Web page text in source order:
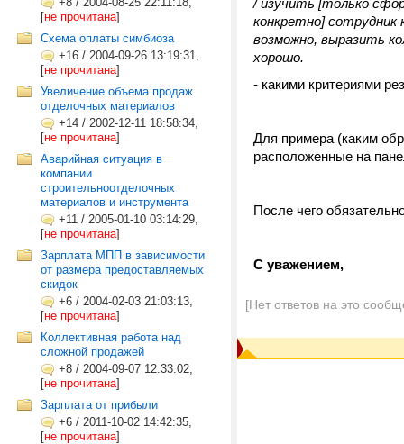
[не прочитана]
Схема оплаты симбиоза
+16 / 2004-09-26 13:19:31,
[не прочитана]
Увеличение объема продаж
отделочных материалов
+14 / 2002-12-11 18:58:34,
[не прочитана]
Аварийная ситуация в
компании
строительноотделочных
материалов и инструмента
+11 / 2005-01-10 03:14:29,
[не прочитана]
Зарплата МПП в зависимости
от размера предоставляемых
скидок
+6 / 2004-02-03 21:03:13,
[не прочитана]
Коллективная работа над
сложной продажей
+8 / 2004-09-07 12:33:02,
[не прочитана]
Зарплата от прибыли
+6 / 2011-10-02 14:42:35,
[не прочитана]
/ изучить [только
конкретно] сотрудник
возможно, выразить
хорошо.
- какими критериями
Для примера (каким
расположенные на
После чего
С уважением,
[Нет ответов на это